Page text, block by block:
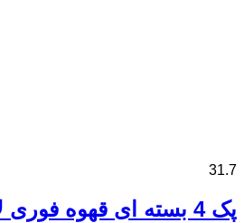
31.7
پک 4 بسته ای قهوه فوری لاته دکتر بیز_ قارچ گانودرما 20 عددی